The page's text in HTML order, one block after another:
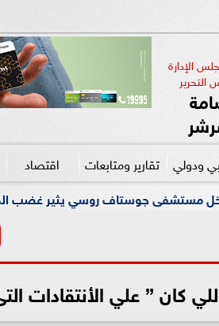
الإدارة
التحرير
ودولي تقارير ومتابعات اقتصاد
يثير غضب المرضى.. ومطالبات
كان ” علي الأنتقادات